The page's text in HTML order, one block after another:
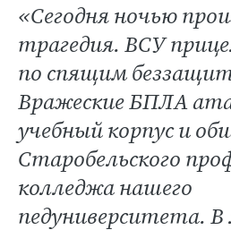
«Сегодня ночью
трагедия. ВСУ
по спящим
Вражеские БПЛА
учебный корпус и
Старобельского
колледжа нашего
педуниверситета.